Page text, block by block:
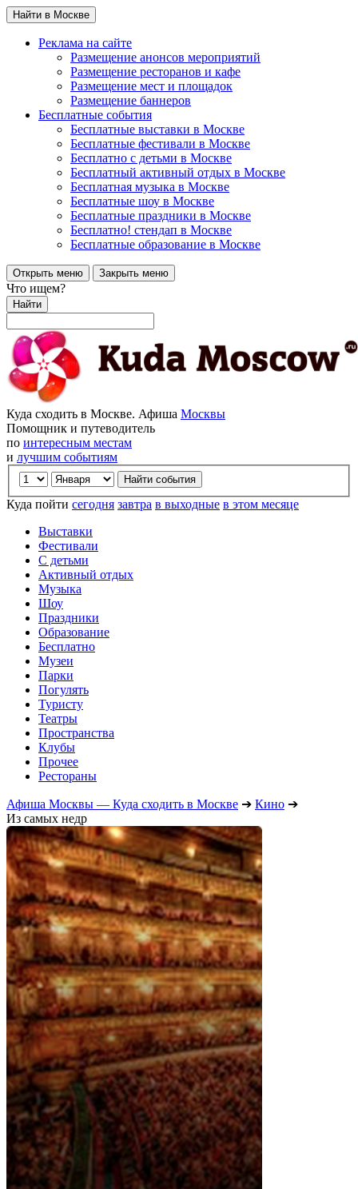
Найти в Москве
Реклама на сайте
Размещение анонсов мероприятий
Размещение ресторанов и кафе
Размещение мест и площадок
Размещение баннеров
Бесплатные события
Бесплатные выставки в Москве
Бесплатные фестивали в Москве
Бесплатно с детьми в Москве
Бесплатный активный отдых в Москве
Бесплатная музыка в Москве
Бесплатные шоу в Москве
Бесплатные праздники в Москве
Бесплатно! стендап в Москве
Бесплатные образование в Москве
Открыть меню Закрыть меню
Что ищем?
Найти
Куда сходить в Москве. Афиша Москвы
Помощник и путеводитель
по интересным местам
и лучшим событиям
Куда пойти сегодня завтра в выходные в этом месяце
Выставки
Фестивали
С детьми
Активный отдых
Музыка
Шоу
Праздники
Образование
Бесплатно
Музеи
Парки
Погулять
Туристу
Театры
Пространства
Клубы
Прочее
Рестораны
Афиша Москвы — Куда сходить в Москве ➔ Кино ➔
Из самых недр